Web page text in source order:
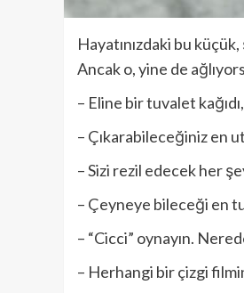
Hayatınızdaki bu
Ancak o, yine de
– Eline bir tuvalet
– Çıkarabileceğiniz en
– Sizi rezil edecek her
– Çeyneye bileceği en
– “Cicci” oynayın.
– Herhangi bir çizgi